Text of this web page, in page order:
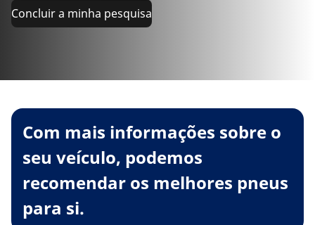
Concluir a minha pesquisa
Com mais informações sobre o
seu veículo, podemos
recomendar os melhores pneus
para si.